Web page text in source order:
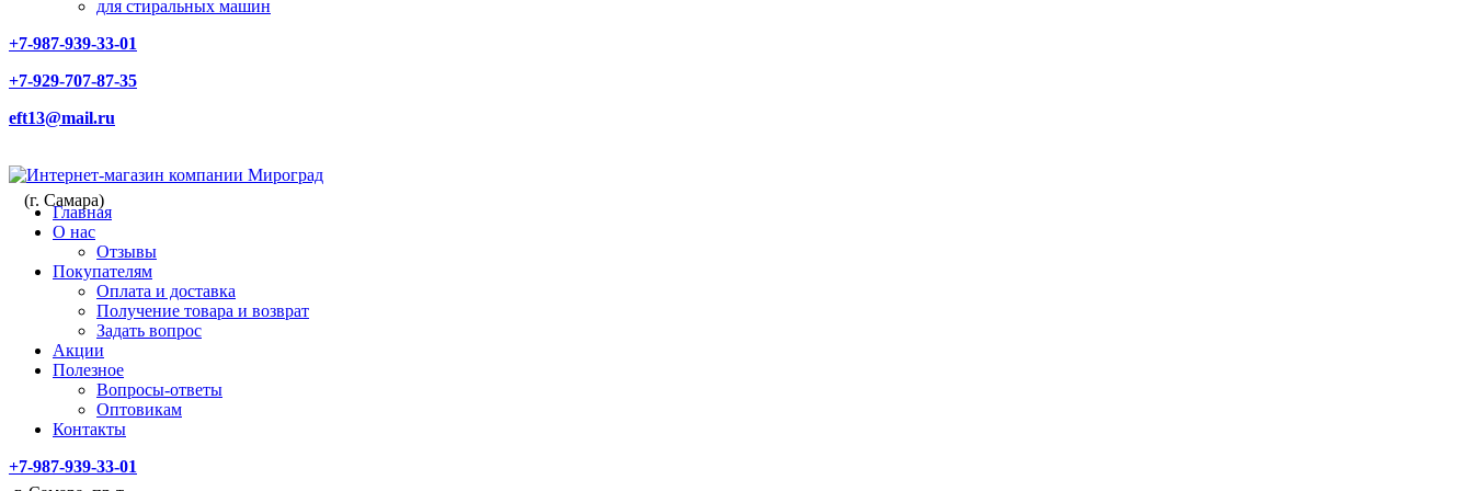
для стиральных машин
+7-987-939-33-01
+7-929-707-87-35
eft13@mail.ru
(г. Самара)
Главная
О нас
Отзывы
Покупателям
Оплата и доставка
Получение товара и возврат
Задать вопрос
Акции
Полезное
Вопросы-ответы
Оптовикам
Контакты
+7-987-939-33-01